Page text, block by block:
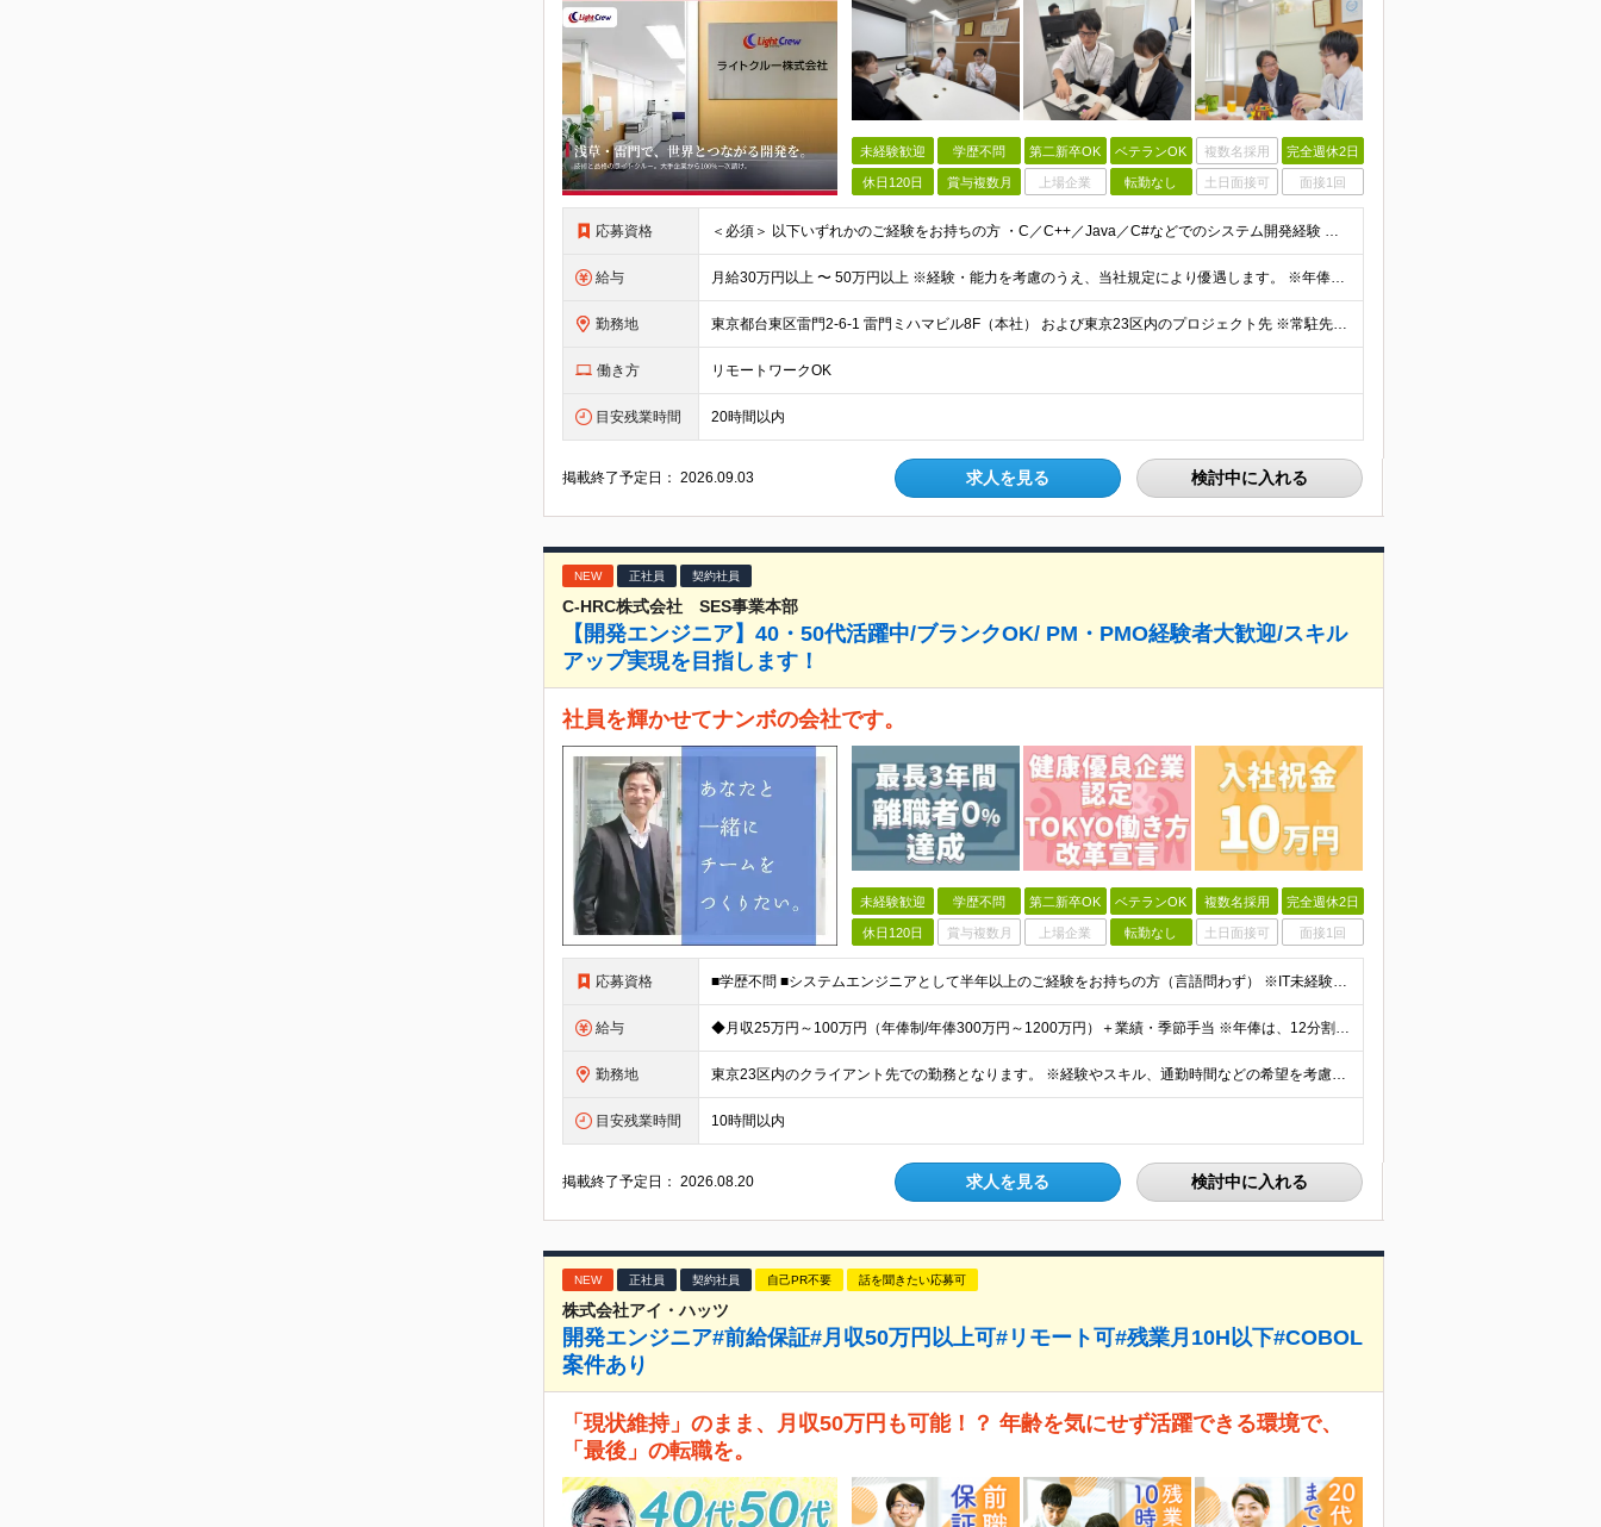
未経験歓迎 学歴不問 第二新卒OK ベテランOK 複数名採用 完全週休2日
休日120日 賞与複数月 上場企業 転勤なし 土日面接可 面接1回
応募資格 ＜必須＞ 以下いずれかのご経験をお持ちの方 ・C／C++／Java／C#などでのシステム開発経験 ・サーバ／ネットワークの構築・運用保守のご経験 ※「多重下請けで上流に関われない」「1人常駐が続いてい
給与 月給30万円以上 〜 50万円以上 ※経験・能力を考慮のうえ、当社規定により優遇します。 ※年俸制（月給として支給）。 ※想定年収400万〜700万円。 【給与体系】 ・昇給：適宜（前年度実績：社員
勤務地 東京都台東区雷門2-6-1 雷門ミハマビル8F（本社） および東京23区内のプロジェクト先 ※常駐先（東京23区内）が変わることはありますが、転勤はありません。 ※社員の約7割が週2〜3日リモート勤
働き方 リモートワークOK
目安残業時間 20時間以内
掲載終了予定日：2026.09.03 求人を見る 検討中に入れる
NEW 正社員 契約社員
C-HRC株式会社 SES事業本部
【開発エンジニア】40・50代活躍中/ブランクOK/ PM・PMO経験者大歓迎/スキル
アップ実現を目指します！
社員を輝かせてナンボの会社です。
未経験歓迎 学歴不問 第二新卒OK ベテランOK 複数名採用 完全週休2日
休日120日 賞与複数月 上場企業 転勤なし 土日面接可 面接1回
応募資格 ■学歴不問 ■システムエンジニアとして半年以上のご経験をお持ちの方（言語問わず） ※IT未経験の方も応募可能です。 【例えばこのような方におススメ！】 ◇上流工程を目指したい方 ◇セキュリティ分野に
給与 ◆月収25万円～100万円（年俸制/年俸300万円～1200万円）＋業績・季節手当 ※年俸は、12分割です。 ※前職給与や経験・スキルなどを考慮し加給・優遇します。 ※各種手当込み、交通費および残業
勤務地 東京23区内のクライアント先での勤務となります。 ※経験やスキル、通勤時間などの希望を考慮のうえ、勤務地を決定します ≪本社≫ 【本社】 東京都品川区東品川4-12-8 品川シーサイドイーストタワー
目安残業時間 10時間以内
掲載終了予定日：2026.08.20 求人を見る 検討中に入れる
NEW 正社員 契約社員 自己PR不要 話を聞きたい応募可
株式会社アイ・ハッツ
開発エンジニア#前給保証#月収50万円以上可#リモート可#残業月10H以下#COBOL
案件あり
「現状維持」のまま、月収50万円も可能！？ 年齢を気にせず活躍できる環境で、
「最後」の転職を。